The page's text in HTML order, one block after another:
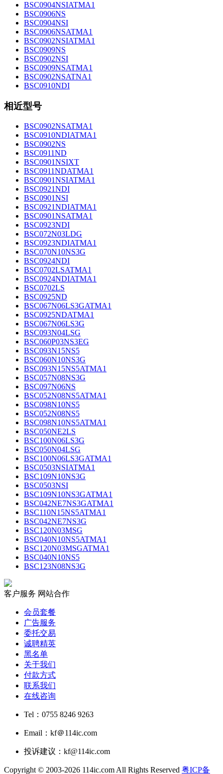
BSC0904NSIATMA1
BSC0906NS
BSC0904NSI
BSC0906NSATMA1
BSC0902NSIATMA1
BSC0909NS
BSC0902NSI
BSC0909NSATMA1
BSC0902NSATNA1
BSC0910NDI
相近型号
BSC0902NSATMA1
BSC0910NDIATMA1
BSC0902NS
BSC0911ND
BSC0901NSIXT
BSC0911NDATMA1
BSC0901NSIATMA1
BSC0921NDI
BSC0901NSI
BSC0921NDIATMA1
BSC0901NSATMA1
BSC0923NDI
BSC072N03LDG
BSC0923NDIATMA1
BSC070N10NS3G
BSC0924NDI
BSC0702LSATMA1
BSC0924NDIATMA1
BSC0702LS
BSC0925ND
BSC067N06LS3GATMA1
BSC0925NDATMA1
BSC067N06LS3G
BSC093N04LSG
BSC060P03NS3EG
BSC093N15NS5
BSC060N10NS3G
BSC093N15NS5ATMA1
BSC057N08NS3G
BSC097N06NS
BSC052N08NS5ATMA1
BSC098N10NS5
BSC052N08NS5
BSC098N10NS5ATMA1
BSC050NE2LS
BSC100N06LS3G
BSC050N04LSG
BSC100N06LS3GATMA1
BSC0503NSIATMA1
BSC109N10NS3G
BSC0503NSI
BSC109N10NS3GATMA1
BSC042NE7NS3GATMA1
BSC110N15NS5ATMA1
BSC042NE7NS3G
BSC120N03MSG
BSC040N10NS5ATMA1
BSC120N03MSGATMA1
BSC040N10NS5
BSC123N08NS3G
客户服务 网站合作
会员套餐
广告服务
委托交易
诚聘精英
黑名单
关于我们
付款方式
联系我们
在线咨询
Tel：0755 8246 9263
Email：kf＠114ic.com
投诉建议：kf@114ic.com
Copyright © 2003-2026 114ic.com All Rights Reserved 粤ICP备